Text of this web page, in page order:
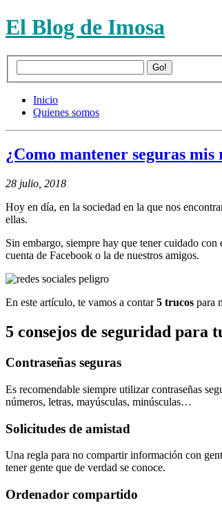
El Blog de Imosa
Inicio
Quienes somos
¿Como mantener seguras mis
28 julio, 2018
Hoy en día, en la sociedad en la que nos
ellas.
Sin embargo, siempre hay que tener cuidado
cuenta de Facebook o la de nuestros amigos.
En este artículo, te vamos a contar5 trucos para
5 consejos de seguridad para
Contraseñas seguras
Es recomendable siempre utilizar contraseñas
números, letras, mayúsculas, minúsculas…
Solicitudes de amistad
Una regla para no compartir información con
tener gente que de verdad se conoce.
Ordenador compartido